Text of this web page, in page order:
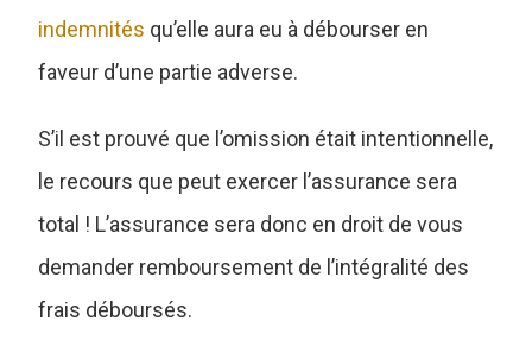
indemnités qu’elle aura eu à débourser en
faveur d’une partie adverse.
S’il est prouvé que l’omission était intentionnelle,
le recours que peut exercer l’assurance sera
total ! L’assurance sera donc en droit de vous
demander remboursement de l’intégralité des
frais déboursés.